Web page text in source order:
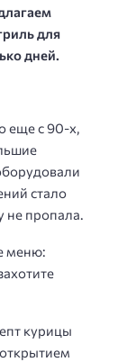
для
дней.
еще с 90-х,
стало
не пропала.
меню:
курицы